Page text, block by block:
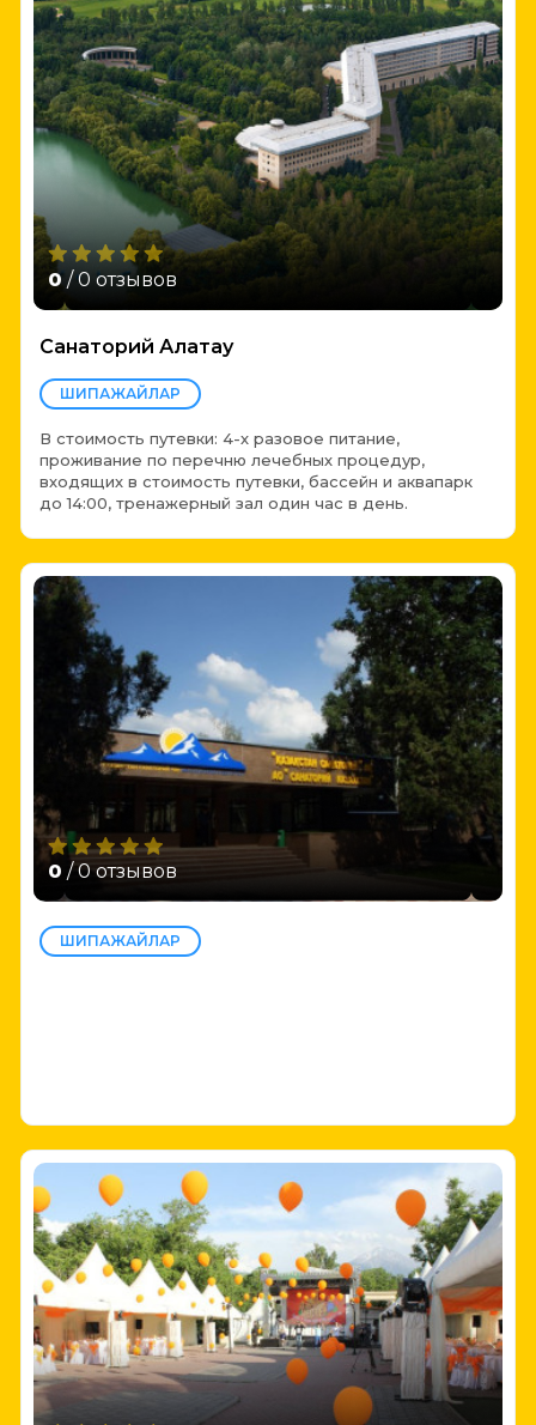
0/ 0 отзывов
Санаторий Алатау
ШИПАЖАЙЛАР
В стоимость путевки: 4-х разовое питание,
проживание по перечню лечебных процедур,
входящих в стоимость путевки, бассейн и аквапарк
до 14:00, тренажерный зал один час в день.
0 / 0 отзывов
ШИПАЖАЙЛАР